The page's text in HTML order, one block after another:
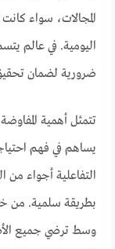
المجالات، سواء
اليومية. في عالم
ضرورية لضمان
تتمثل أهمية
يساهم في فهم
التفاعلية أجواء من
بطريقة سلمية. من
وسط ترضي جميع